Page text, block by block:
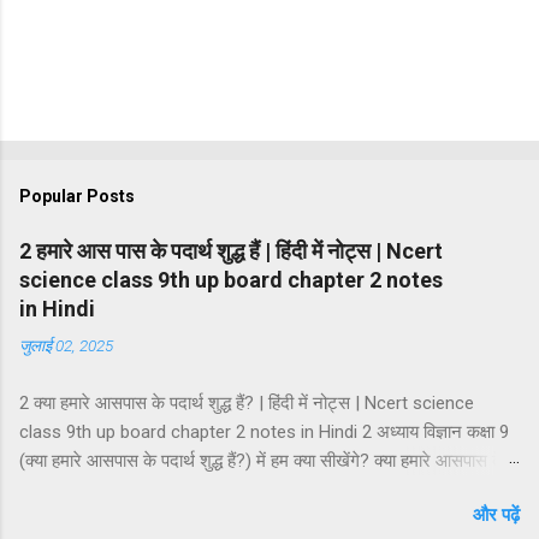
Popular Posts
2 हमारे आस पास के पदार्थ शुद्ध हैं | हिंदी में नोट्स | Ncert
science class 9th up board chapter 2 notes
in Hindi
जुलाई 02, 2025
2 क्या हमारे आसपास के पदार्थ शुद्ध हैं? | हिंदी में नोट्स | Ncert science
class 9th up board chapter 2 notes in Hindi 2 अध्याय विज्ञान कक्षा 9
(क्या हमारे आसपास के पदार्थ शुद्ध हैं?) में हम क्या सीखेंगे? क्या हमारे आसपास के
मिश्रण की विशेषताएं विलयन विलायक तथा विलेय विलयन के गुण विलयन केऔर पढ़ें